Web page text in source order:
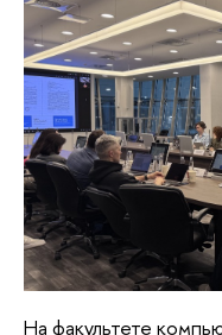
На факультете